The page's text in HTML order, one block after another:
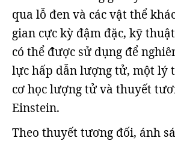
qua lỗ đen và các vật thể
gian cực kỳ đậm đặc, kỹ
có thể được sử dụng để
lực hấp dẫn lượng tử, một lý
cơ học lượng tử và thuyết
Einstein.
Theo thuyết tương đối, ánh